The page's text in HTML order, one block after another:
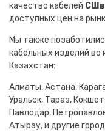
качество кабелей СШв
доступных цен на
Мы также
кабельных изделий во
Казахстан:
Алматы, Астана,
Уральск, Тараз,
Павлодар,
Атырау, и другие